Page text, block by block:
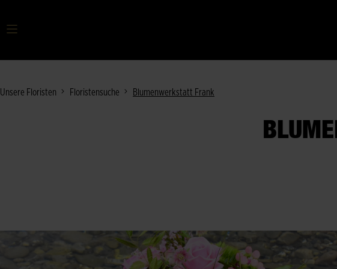
Unsere Floristen Floristensuche Blumenwerkstatt Frank